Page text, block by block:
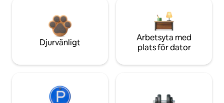
Djurvänligt
Arbetsyta med
plats för dator